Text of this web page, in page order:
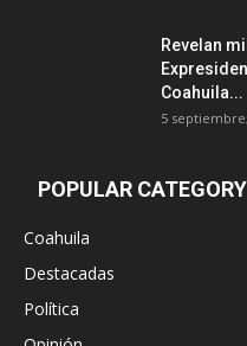
Revelan
Coahuila...
5
POPULAR CATEGORY
Coahuila
Destacadas
Política